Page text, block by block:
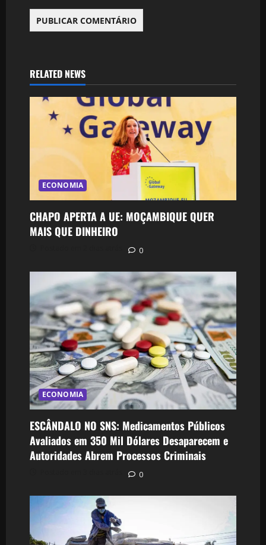
RELATED NEWS
ECONOMIA
CHAPO APERTA A UE: MOÇAMBIQUE QUER
MAIS QUE DINHEIRO
0
ECONOMIA
ESCÂNDALO NO SNS: Medicamentos Públicos
Avaliados em 350 Mil Dólares Desaparecem e
Autoridades Abrem Processos Criminais
0